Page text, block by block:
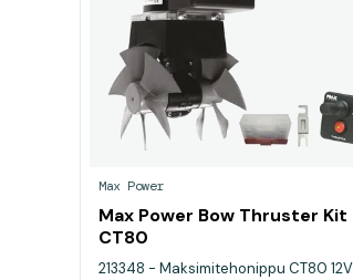
Max Power
Max Power Bow Thruster Kit
CT80
213348 - Maksimitehonippu CT80 12V